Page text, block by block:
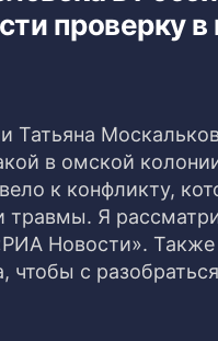
проверку
в омской
к конфликту,
Я
Новости».
чтобы с